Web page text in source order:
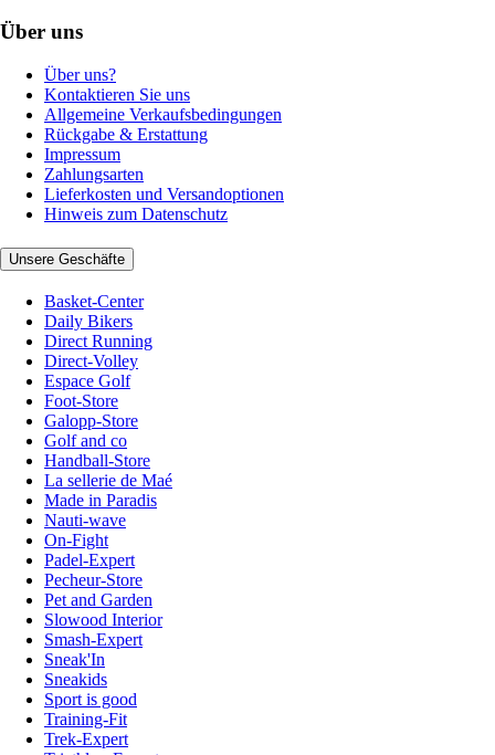
Über uns
Über uns?
Kontaktieren Sie uns
Allgemeine Verkaufsbedingungen
Rückgabe & Erstattung
Impressum
Zahlungsarten
Lieferkosten und Versandoptionen
Hinweis zum Datenschutz
Unsere Geschäfte
Basket-Center
Daily Bikers
Direct Running
Direct-Volley
Espace Golf
Foot-Store
Galopp-Store
Golf and co
Handball-Store
La sellerie de Maé
Made in Paradis
Nauti-wave
On-Fight
Padel-Expert
Pecheur-Store
Pet and Garden
Slowood Interior
Smash-Expert
Sneak'In
Sneakids
Sport is good
Training-Fit
Trek-Expert